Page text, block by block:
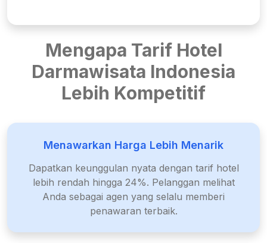
Mengapa Tarif Hotel
Darmawisata Indonesia
Lebih Kompetitif
Menawarkan Harga Lebih Menarik
Dapatkan keunggulan nyata dengan tarif hotel
lebih rendah hingga 24%. Pelanggan melihat
Anda sebagai agen yang selalu memberi
penawaran terbaik.